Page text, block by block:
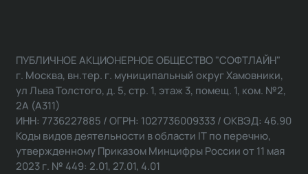
ПУБЛИЧНОЕ АКЦИОНЕРНОЕ ОБЩЕСТВО "СОФТЛАЙН"
г. Москва, вн.тер. г. муниципальный округ Хамовники,
ул Льва Толстого, д. 5, стр. 1, этаж 3, помещ. 1, ком. №2,
2А (А311)
ИНН: 7736227885 / ОГРН: 1027736009333 / ОКВЭД: 46.90
Коды видов деятельности в области IT по перечню,
утвержденному Приказом Минцифры России от 11 мая
2023 г. № 449: 2.01, 27.01, 4.01